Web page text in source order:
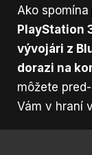
Ako spomína
PlayStation
vývojári z
dorazi na
môžete
Vám v hraní